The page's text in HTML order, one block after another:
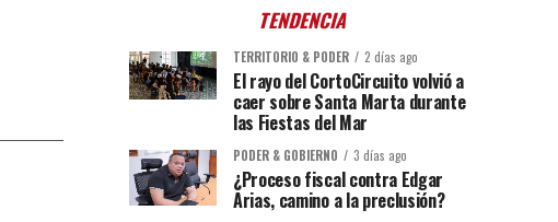
TENDENCIA
TERRITORIO & PODER 2 días ago
El rayo del CortoCircuito volvió a
caer sobre Santa Marta durante
las Fiestas del Mar
PODER & GOBIERNO 3 días ago
¿Proceso fiscal contra Edgar
Arias, camino a la preclusión?